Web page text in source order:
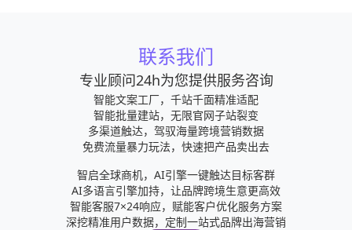
联系我们
专业顾问24h为您提供服务咨询
智能文案工厂，千站千面精准适配
智能批量建站，无限官网子站裂变
多渠道触达，驾驭海量跨境营销数据
免费流量暴力玩法，快速把产品卖出去
智启全球商机，AI引擎一键触达目标客群
AI多语言引擎加持，让品牌跨境生意更高效
智能客服7×24响应，赋能客户优化服务方案
深挖精准用户数据，定制一站式品牌出海营销